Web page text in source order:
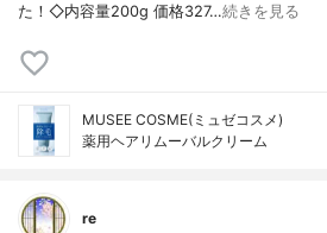
た！◇内容量200g 価格327…続きを見る
MUSEE COSME(ミュゼコスメ)
薬用ヘアリムーバルクリーム
re